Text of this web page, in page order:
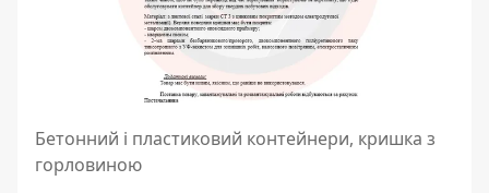
Бетонний і пластиковий контейнери, кришка з
горловиною